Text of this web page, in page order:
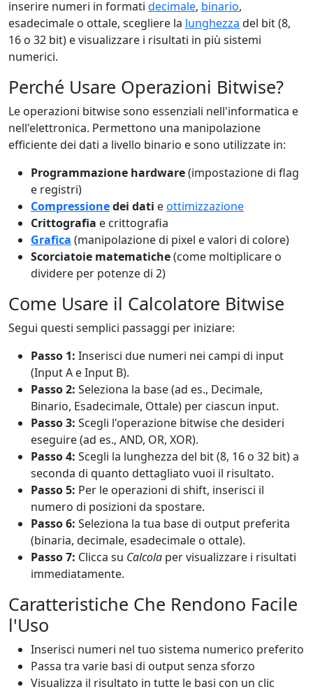
inserire numeri in formati decimale, binario,
esadecimale o ottale, scegliere la lunghezza del bit (8,
16 o 32 bit) e visualizzare i risultati in più sistemi
numerici.
Perché Usare Operazioni Bitwise?
Le operazioni bitwise sono essenziali nell'informatica e
nell'elettronica. Permettono una manipolazione
efficiente dei dati a livello binario e sono utilizzate in:
Programmazione hardware(impostazione di flag
e registri)
Compressionedei dati eottimizzazione
Crittografia e crittografia
Grafica (manipolazione di pixel e valori di colore)
Scorciatoie matematiche(come moltiplicare o
dividere per potenze di 2)
Come Usare il Calcolatore Bitwise
Segui questi semplici passaggi per iniziare:
Passo 1: Inserisci due numeri nei campi di input
(Input A e Input B).
Passo 2: Seleziona la base (ad es., Decimale,
Binario, Esadecimale, Ottale) per ciascun input.
Passo 3: Scegli l'operazione bitwise che desideri
eseguire (ad es., AND, OR, XOR).
Passo 4: Scegli la lunghezza del bit (8, 16 o 32 bit) a
seconda di quanto dettagliato vuoi il risultato.
Passo 5: Per le operazioni di shift, inserisci il
numero di posizioni da spostare.
Passo 6: Seleziona la tua base di output preferita
(binaria, decimale, esadecimale o ottale).
Passo 7: Clicca su Calcola per visualizzare i risultati
immediatamente.
Caratteristiche Che Rendono Facile
l'Uso
Inserisci numeri nel tuo sistema numerico preferito
Passa tra varie basi di output senza sforzo
Visualizza il risultato in tutte le basi con un clic